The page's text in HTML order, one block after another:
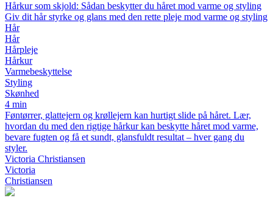
Hårkur som skjold: Sådan beskytter du håret mod varme og styling
Giv dit hår styrke og glans med den rette pleje mod varme og styling
Hår
Hår
Hårpleje
Hårkur
Varmebeskyttelse
Styling
Skønhed
4 min
Føntørrer, glattejern og krøllejern kan hurtigt slide på håret. Lær,
hvordan du med den rigtige hårkur kan beskytte håret mod varme,
bevare fugten og få et sundt, glansfuldt resultat – hver gang du
styler.
Victoria Christiansen
Victoria
Christiansen